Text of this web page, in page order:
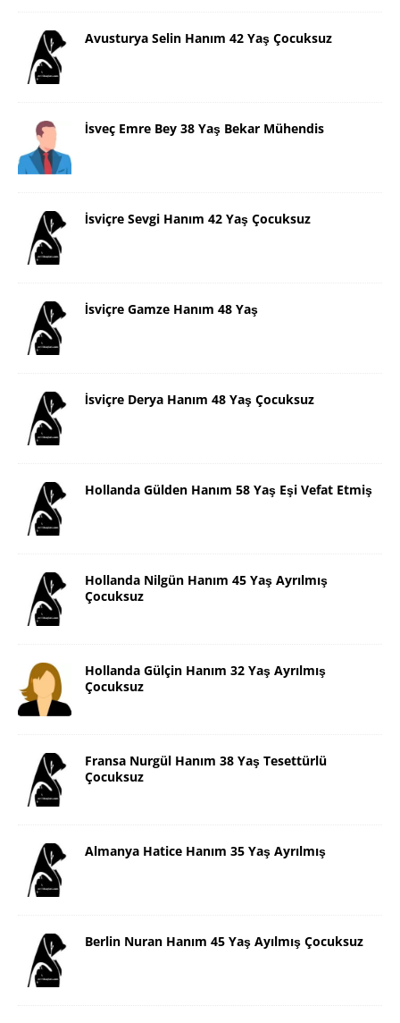
Avusturya Selin Hanım 42 Yaş Çocuksuz
İsveç Emre Bey 38 Yaş Bekar Mühendis
İsviçre Sevgi Hanım 42 Yaş Çocuksuz
İsviçre Gamze Hanım 48 Yaş
İsviçre Derya Hanım 48 Yaş Çocuksuz
Hollanda Gülden Hanım 58 Yaş Eşi Vefat Etmiş
Hollanda Nilgün Hanım 45 Yaş Ayrılmış
Çocuksuz
Hollanda Gülçin Hanım 32 Yaş Ayrılmış
Çocuksuz
Fransa Nurgül Hanım 38 Yaş Tesettürlü
Çocuksuz
Almanya Hatice Hanım 35 Yaş Ayrılmış
Berlin Nuran Hanım 45 Yaş Ayılmış Çocuksuz